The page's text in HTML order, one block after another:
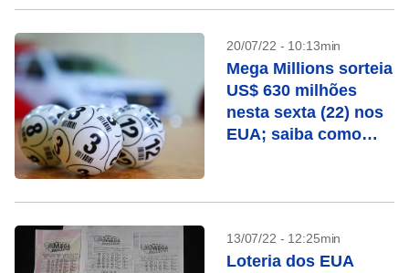
20/07/22 - 10:13min
Mega Millions sorteia
US$ 630 milhões
nesta sexta (22) nos
EUA; saiba como
13/07/22 - 12:25min
Loteria dos EUA